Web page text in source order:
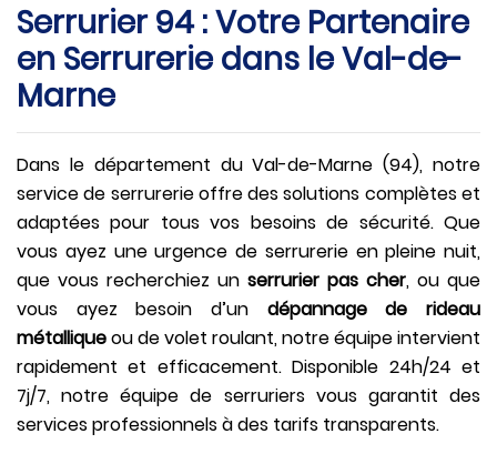
Serrurier 94 : Votre Partenaire
en Serrurerie dans le Val-de-
Marne
Dans le département du Val-de-Marne (94), notre
service de serrurerie offre des solutions complètes et
adaptées pour tous vos besoins de sécurité. Que
vous ayez une urgence de serrurerie en pleine nuit,
que vous recherchiez un serrurier pas cher, ou que
vous ayez besoin d’un dépannage de rideau
métalliqueou de volet roulant, notre équipe intervient
rapidement et efficacement. Disponible 24h/24 et
7j/7, notre équipe de serruriers vous garantit des
services professionnels à des tarifs transparents.